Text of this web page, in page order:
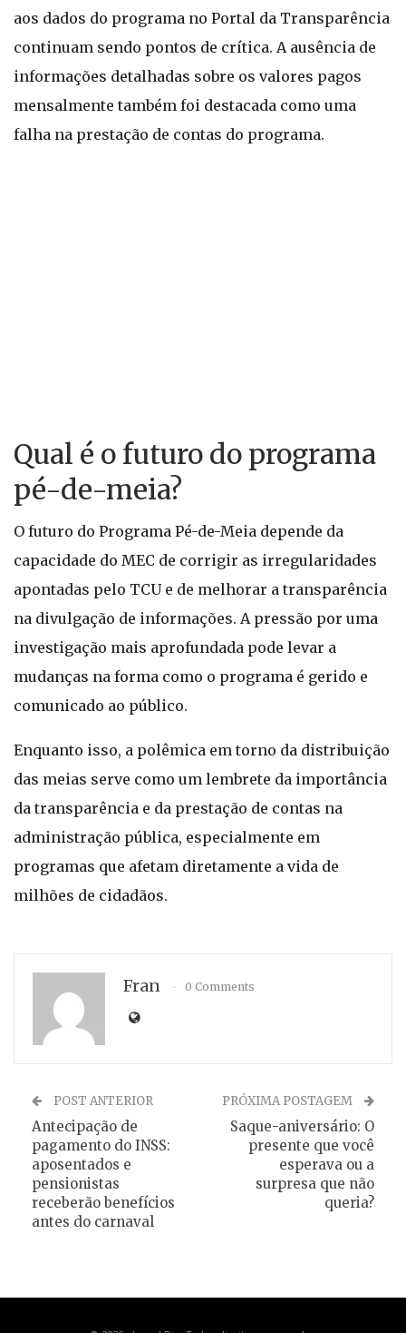
aos dados do programa no Portal da Transparência
continuam sendo pontos de crítica. A ausência de
informações detalhadas sobre os valores pagos
mensalmente também foi destacada como uma
falha na prestação de contas do programa.
Qual é o futuro do programa
pé-de-meia?
O futuro do Programa Pé-de-Meia depende da
capacidade do MEC de corrigir as irregularidades
apontadas pelo TCU e de melhorar a transparência
na divulgação de informações. A pressão por uma
investigação mais aprofundada pode levar a
mudanças na forma como o programa é gerido e
comunicado ao público.
Enquanto isso, a polêmica em torno da distribuição
das meias serve como um lembrete da importância
da transparência e da prestação de contas na
administração pública, especialmente em
programas que afetam diretamente a vida de
milhões de cidadãos.
Fran 0 Comments
POST ANTERIOR
Antecipação de
pagamento do INSS:
aposentados e
pensionistas
receberão benefícios
antes do carnaval
PRÓXIMA POSTAGEM
Saque-aniversário: O
presente que você
esperava ou a
surpresa que não
queria?